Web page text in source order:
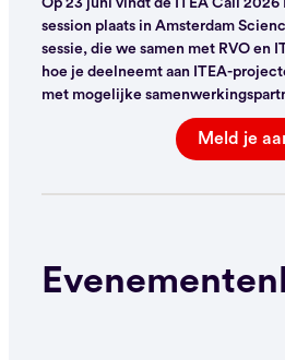
Op 23 juni vindt de ITEA Call
session plaats in Amsterdam
sessie, die we samen met RVO en
hoe je deelneemt aan ITEA-
met mogelijke
Meld je